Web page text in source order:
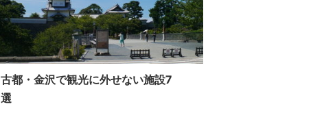
古都・金沢で観光に外せない施設7
選